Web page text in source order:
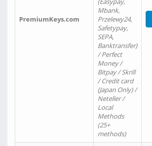
PremiumKeys.com
Mbank,
Przelewy24,
Safetypay,
SEPA,
Banktransfer)
/ Perfect
Money /
Bitpay / Skrill
/ Credit card
(Japan Only) /
Neteller /
Local
Methods
(25+
methods)